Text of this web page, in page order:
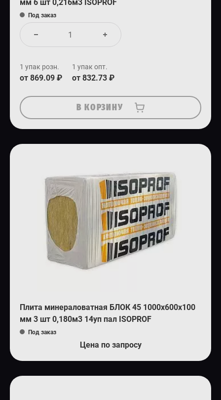
мм 6 шт 0,216м3 ISOPROF
Под заказ
1 упак розн.
от 869.09 ₽
1 упак опт.
от 832.73 ₽
В КОРЗИНУ
Плита минераловатная БЛОК 45 1000х600х100
мм 3 шт 0,180м3 14уп пал ISOPROF
Под заказ
Цена по запросу